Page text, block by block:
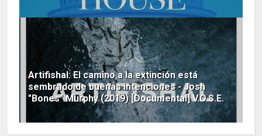
Artifishal: El camino a la extinción está
sembrado de buenas intenciones - Josh
"Bones" Murphy (2019) [Documental] V.O.S.E.